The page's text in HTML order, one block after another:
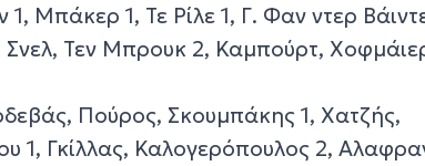
Μπάκερ 1, Τε Ρίλε 1, Γ. Φαν ντερ
Τεν Μπρουκ 2, Καμπούρτ,
Πούρος, Σκουμπάκης 1, Χατζής,
1, Γκίλλας, Καλογερόπουλος 2,